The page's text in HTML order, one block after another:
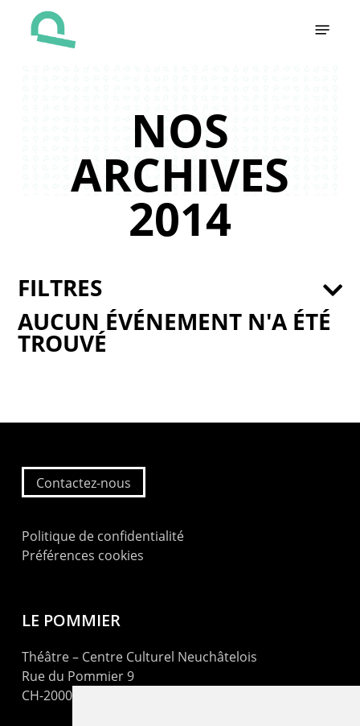
NOS
ARCHIVES
2014
AUCUN ÉVÉNEMENT N'A ÉTÉ
TROUVÉ
FILTRES
Contactez-nous
Politique de confidentialité
Préférences cookies
LE POMMIER
Théâtre – Centre Culturel Neuchâtelois
Rue du Pommier 9
CH-2000 Neuchâtel